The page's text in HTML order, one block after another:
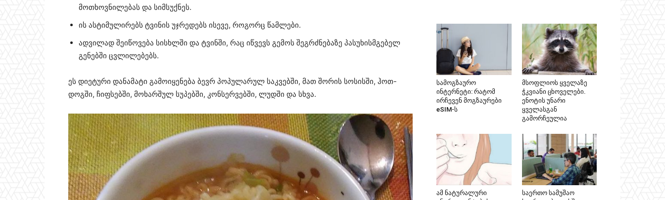
მოთხოვნილებას და სიმსუქნეს.
ის ასტიმულირებს ტვინის უჯრედებს ისევე, როგორც წამლები.
ადვილად შეიწოვება სისხლში და ტვინში, რაც იწვევს გემოს შეგრძნებაზე პასუხისმგებელ
გენებში ცვლილებებს.
ეს დიეტური დანამატი გამოიყენება ბევრ პოპულარულ საკვებში, მათ შორის სოსისში, ჰოთ-
დოგში, ჩიფსებში, მოხარშულ სუპებში, კონსერვებში, ლუდში და სხვა.
სამოგზაურო
ინტერნეტი: რატომ
ირჩევენ მოგზაურები
eSIM-ს
მსოფლიოს ყველაზე
ჭკვიანი ცხოველები.
ენოტის უნარი
ყველასგან
გამორჩეულია
ამ ნატურალური
საერთო სამუშაო